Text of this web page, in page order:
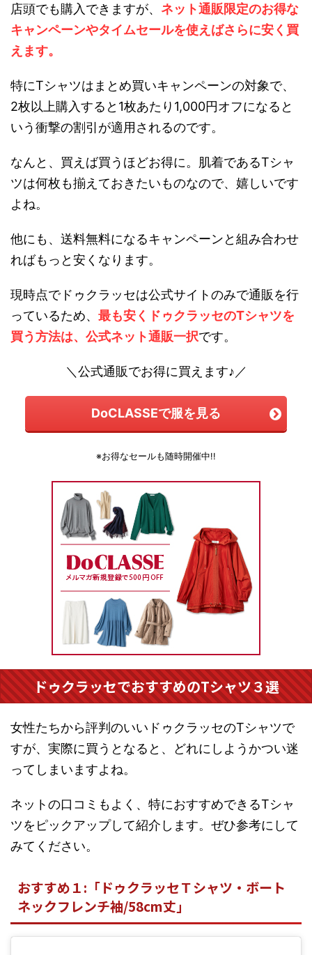
店頭でも購入できますが、 ネット通販限定のお得な
キャンペーンやタイムセールを使えばさらに安く買
えます。
特にTシャツはまとめ買いキャンペーンの対象で、
2枚以上購入すると1枚あたり1,000円オフになると
いう衝撃の割引が適用されるのです。
なんと、買えば買うほどお得に。肌着であるTシャ
ツは何枚も揃えておきたいものなので、嬉しいです
よね。
他にも、送料無料になるキャンペーンと組み合わせ
ればもっと安くなります。
現時点でドゥクラッセは公式サイトのみで通販を行
っているため、 最も安くドゥクラッセのTシャツを
買う方法は、公式ネット通販一択です。
＼公式通販でお得に買えます♪／
DoCLASSEで服を見る
※お得なセールも随時開催中!!
ドゥクラッセでおすすめのTシャツ３選
女性たちから評判のいいドゥクラッセのTシャツで
すが、実際に買うとなると、どれにしようかつい迷
ってしまいますよね。
ネットの口コミもよく、特におすすめできるTシャ
ツをピックアップして紹介します。ぜひ参考にして
みてください。
おすすめ１:「ドゥクラッセＴシャツ・ボート
ネックフレンチ袖/58cm丈」